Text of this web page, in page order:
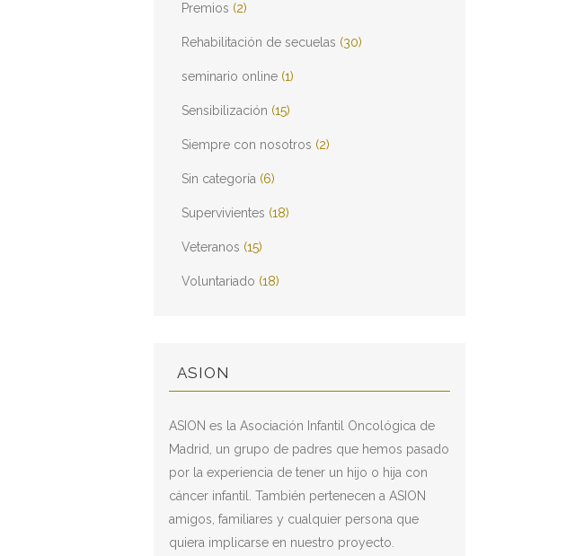
Premios (2)
Rehabilitación de secuelas (30)
seminario online (1)
Sensibilización (15)
Siempre con nosotros (2)
Sin categoría (6)
Supervivientes (18)
Veteranos (15)
Voluntariado (18)
ASION
ASION es la Asociación Infantil Oncológica de
Madrid, un grupo de padres que hemos pasado
por la experiencia de tener un hijo o hija con
cáncer infantil. También pertenecen a ASION
amigos, familiares y cualquier persona que
quiera implicarse en nuestro proyecto.